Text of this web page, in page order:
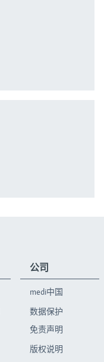
公司
medi中国
数据保护
免责声明
版权说明